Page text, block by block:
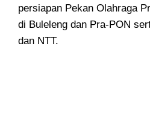
persiapan Pekan Olahraga
di Buleleng dan Pra-PON
dan NTT.